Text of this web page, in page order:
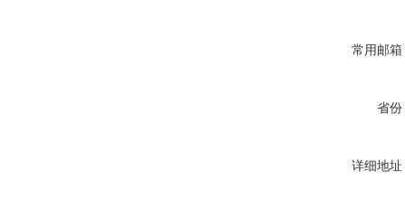
常用邮箱
省份
详细地址